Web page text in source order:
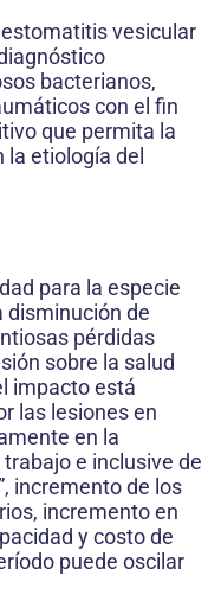
vesicular
bacterianos,
con el fin
que permita la
etiología del
para la especie
disminución de
pérdidas
sobre la salud
impacto está
las lesiones en
en la
e inclusive de
incremento de los
incremento en
y costo de
puede oscilar